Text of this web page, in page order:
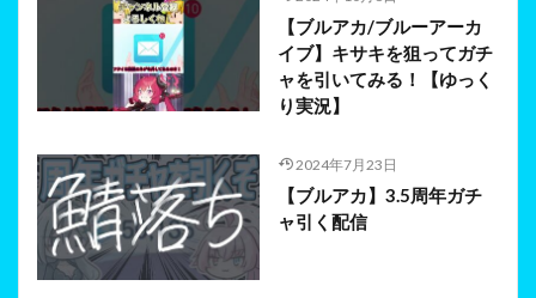
【ブルアカ/ブルーアーカ
イブ】キサキを狙ってガチ
ャを引いてみる！【ゆっく
り実況】
2024年7月23日
【ブルアカ】3.5周年ガチ
ャ引く配信